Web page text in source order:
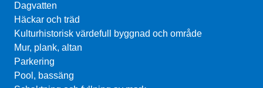
Dagvatten
Häckar och träd
Kulturhistorisk värdefull byggnad och område
Mur, plank, altan
Parkering
Pool, bassäng